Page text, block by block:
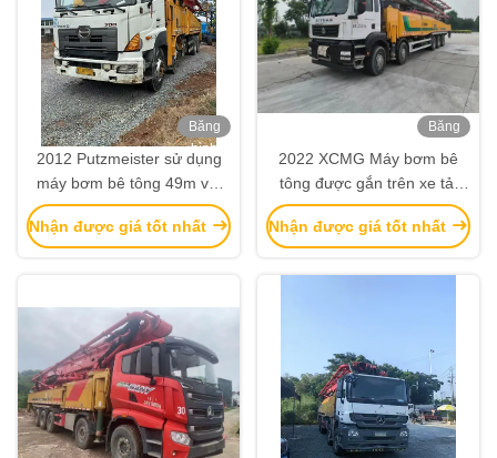
Băng
hình
2012 Putzmeister sử dụng
máy bơm bê tông 49m với
khung HINO
Nhận được giá tốt nhất
Băng
2022 XCMG Máy bơm bê
tông được gắn trên xe tải
69m ZZ5556V52KMF1 Thiết
bị xây dựng
Nhận được giá tốt nhất